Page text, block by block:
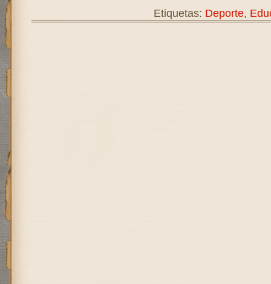
Etiquetas: Deporte,